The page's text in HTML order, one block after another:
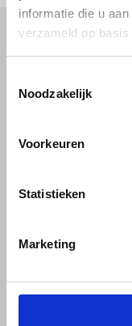
informatie die u
verzameld op
Noodzakelijk
Voorkeuren
Statistieken
Marketing
Plexiglas
Gekleurd plexiglas
Kunststof platen
PVC platen
Trespa